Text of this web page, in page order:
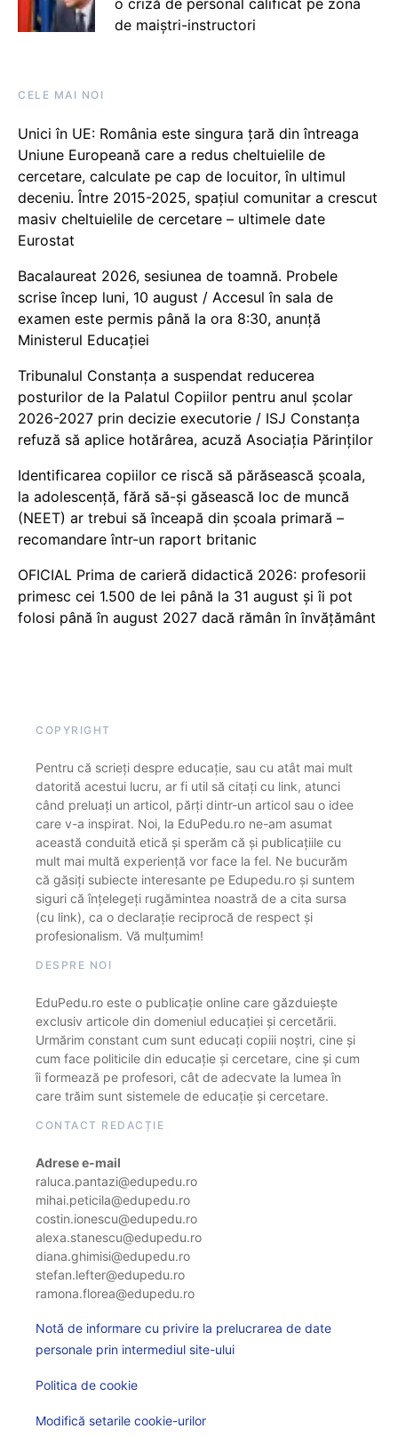
o criză de personal calificat pe zona
de maiștri-instructori
CELE MAI NOI
Unici în UE: România este singura țară din întreaga
Uniune Europeană care a redus cheltuielile de
cercetare, calculate pe cap de locuitor, în ultimul
deceniu. Între 2015-2025, spațiul comunitar a crescut
masiv cheltuielile de cercetare – ultimele date
Eurostat
Bacalaureat 2026, sesiunea de toamnă. Probele
scrise încep luni, 10 august / Accesul în sala de
examen este permis până la ora 8:30, anunță
Ministerul Educației
Tribunalul Constanța a suspendat reducerea
posturilor de la Palatul Copiilor pentru anul școlar
2026-2027 prin decizie executorie / ISJ Constanța
refuză să aplice hotărârea, acuză Asociația Părinților
Identificarea copiilor ce riscă să părăsească școala,
la adolescență, fără să-și găsească loc de muncă
(NEET) ar trebui să înceapă din școala primară –
recomandare într-un raport britanic
OFICIAL Prima de carieră didactică 2026: profesorii
primesc cei 1.500 de lei până la 31 august și îi pot
folosi până în august 2027 dacă rămân în învățământ
COPYRIGHT
Pentru că scrieți despre educație, sau cu atât mai mult
datorită acestui lucru, ar fi util să citați cu link, atunci
când preluați un articol, părți dintr-un articol sau o idee
care v-a inspirat. Noi, la EduPedu.ro ne-am asumat
această conduită etică și sperăm că și publicațiile cu
mult mai multă experiență vor face la fel. Ne bucurăm
că găsiți subiecte interesante pe Edupedu.ro și suntem
siguri că înțelegeți rugămintea noastră de a cita sursa
(cu link), ca o declarație reciprocă de respect și
profesionalism. Vă mulțumim!
DESPRE NOI
EduPedu.ro este o publicație online care găzduiește
exclusiv articole din domeniul educației și cercetării.
Urmărim constant cum sunt educați copiii noștri, cine și
cum face politicile din educație și cercetare, cine și cum
îi formează pe profesori, cât de adecvate la lumea în
care trăim sunt sistemele de educație și cercetare.
CONTACT REDACȚIE
Adrese e-mail
raluca.pantazi@edupedu.ro
mihai.peticila@edupedu.ro
costin.ionescu@edupedu.ro
alexa.stanescu@edupedu.ro
diana.ghimisi@edupedu.ro
stefan.lefter@edupedu.ro
ramona.florea@edupedu.ro
Notă de informare cu privire la prelucrarea de date
personale prin intermediul site-ului
Politica de cookie
Modifică setarile cookie-urilor